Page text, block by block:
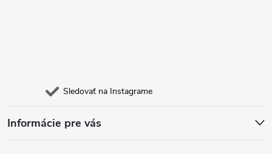
Sledovať na Instagrame
Informácie pre vás